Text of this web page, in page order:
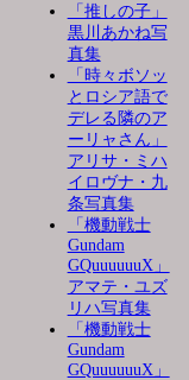
「推しの子」
黒川あかね写
真集
「時々ボソッ
とロシア語で
デレる隣のア
ーリャさん」
アリサ・ミハ
イロヴナ・九
条写真集
「機動戦士
Gundam
GQuuuuuuX」
アマテ・ユズ
リハ写真集
「機動戦士
Gundam
GQuuuuuuX」